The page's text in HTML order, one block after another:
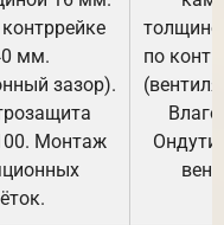
мм.
зазор).
Монтаж
по